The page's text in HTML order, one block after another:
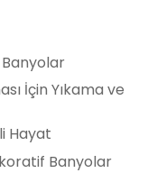
Banyolar
İçin Yıkama ve
Hayat
Banyolar